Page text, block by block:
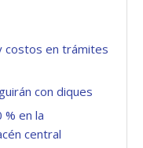
costos en trámites
con diques
% en la
central